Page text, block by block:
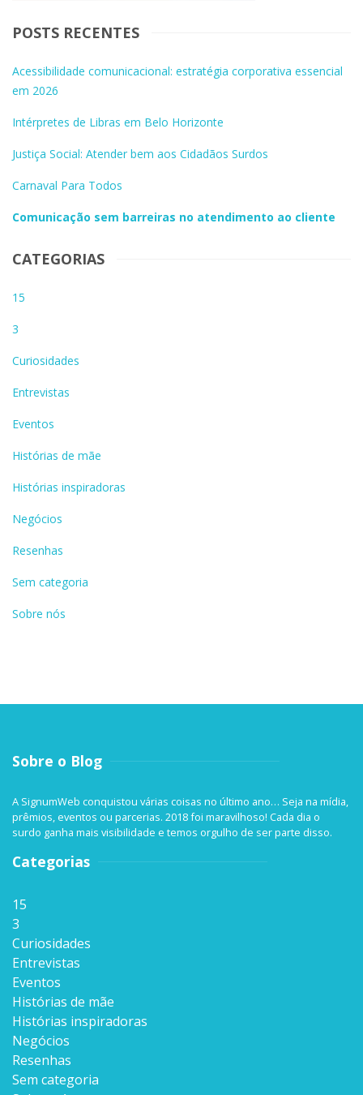
POSTS RECENTES
Acessibilidade comunicacional: estratégia corporativa essencial
em 2026
Intérpretes de Libras em Belo Horizonte
Justiça Social: Atender bem aos Cidadãos Surdos
Carnaval Para Todos
Comunicação sem barreiras no atendimento ao cliente
CATEGORIAS
15
3
Curiosidades
Entrevistas
Eventos
Histórias de mãe
Histórias inspiradoras
Negócios
Resenhas
Sem categoria
Sobre nós
Sobre o Blog
A SignumWeb conquistou várias coisas no último ano… Seja na mídia,
prêmios, eventos ou parcerias. 2018 foi maravilhoso! Cada dia o
surdo ganha mais visibilidade e temos orgulho de ser parte disso.
Categorias
15
3
Curiosidades
Entrevistas
Eventos
Histórias de mãe
Histórias inspiradoras
Negócios
Resenhas
Sem categoria